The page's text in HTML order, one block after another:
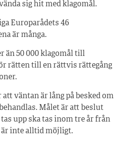
sig hit med klagomål.
Europarådets 46
är många.
än 50 000 klagomål till
rätten till en rättvis rättegång
väntan är lång på besked om
Målet är att beslut
upp ska tas inom tre år från
inte alltid möjligt.